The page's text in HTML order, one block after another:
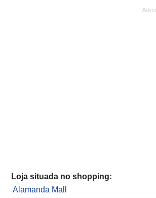
Loja situada no shopping:
Alamanda Mall